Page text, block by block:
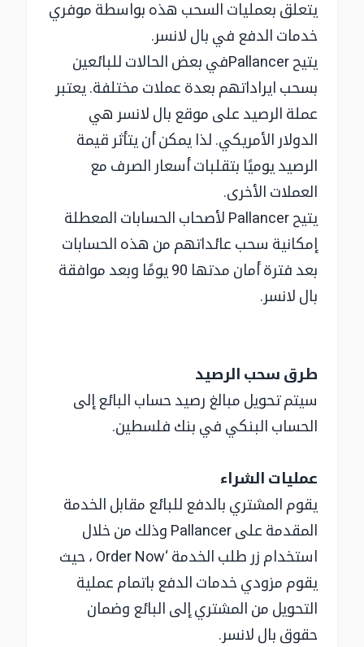
يتعلق بعمليات السحب هذه بواسطة موفري
خدمات الدفع في بال لانسر.
يتيح Pallancerفي بعض الحالات للبائعين
بسحب ايراداتهم بعدة عملات مختلفة. يعتبر
عملة الرصيد على موقع بال لانسر هي
الدولار الأمريكي. لذا يمكن أن يتأثر قيمة
الرصيد يوميًا بتقلبات أسعار الصرف مع
العملات الأخرى.
يتيح Pallancer لأصحاب الحسابات المعطلة
إمكانية سحب عائداتهم من هذه الحسابات
بعد فترة أمان مدتها 90 يومًا وبعد موافقة
بال لانسر.
طرق سحب الرصيد
سيتم تحويل مبالغ رصيد حساب البائع إلى
الحساب البنكي في بنك فلسطين.
عمليات الشراء
يقوم المشتري بالدفع للبائع مقابل الخدمة
المقدمة على Pallancer وذلك من خلال
استخدام زر طلب الخدمة ‘Order Now ، حيث
يقوم مزودي خدمات الدفع باتمام عملية
التحويل من المشتري إلى البائع وضمان
حقوق بال لانسر.